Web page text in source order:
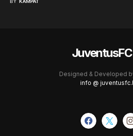
Designed & Developed
info @